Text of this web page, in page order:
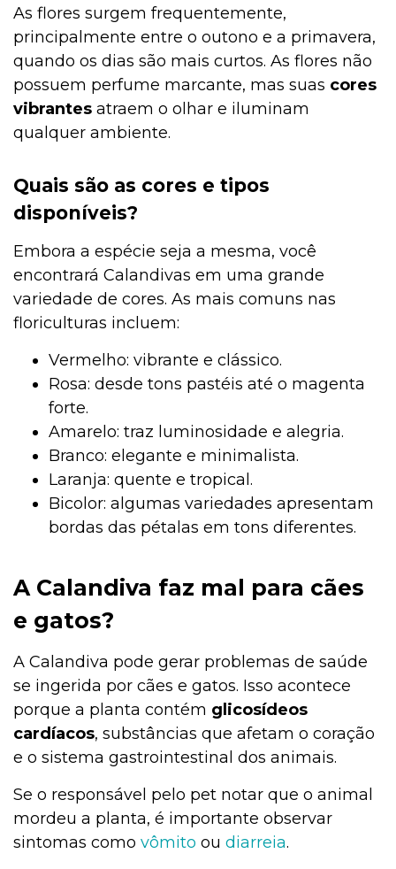
As flores surgem frequentemente,
principalmente entre o outono e a primavera,
quando os dias são mais curtos. As flores não
possuem perfume marcante, mas suas cores
vibrantes atraem o olhar e iluminam
qualquer ambiente.
Quais são as cores e tipos
disponíveis?
Embora a espécie seja a mesma, você
encontrará Calandivas em uma grande
variedade de cores. As mais comuns nas
floriculturas incluem:
Vermelho: vibrante e clássico.
Rosa: desde tons pastéis até o magenta
forte.
Amarelo: traz luminosidade e alegria.
Branco: elegante e minimalista.
Laranja: quente e tropical.
Bicolor: algumas variedades apresentam
bordas das pétalas em tons diferentes.
A Calandiva faz mal para cães
e gatos?
A Calandiva pode gerar problemas de saúde
se ingerida por cães e gatos. Isso acontece
porque a planta contém glicosídeos
cardíacos, substâncias que afetam o coração
e o sistema gastrointestinal dos animais.
Se o responsável pelo pet notar que o animal
mordeu a planta, é importante observar
sintomas como vômito ou diarreia.